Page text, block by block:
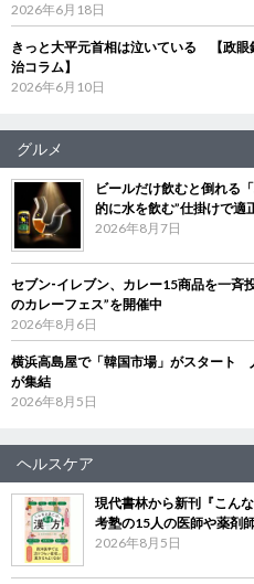
2026年6月18日
きっと大平元首相は泣いている 【政眼
治コラム】
2026年6月10日
グルメ
ビールだけ飲むと倒れる
的に水を飲む”仕掛けで適
2026年8月7日
セブン‐イレブン、カレー15商品を一
のカレーフェス”を開催中
2026年8月6日
横浜高島屋で「韓国市場」がスタート
が集結
2026年8月5日
ヘルスケア
現代書林から新刊『こん
考塾の15人の医師や薬剤
2026年8月5日